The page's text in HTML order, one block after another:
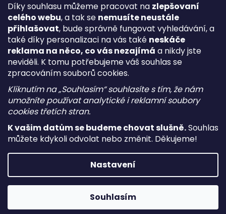
Díky souhlasu můžeme pracovat na zlepšovaní
celého webu, a tak se nemusíte neustále
přihlašovat, bude správně fungovat vyhledávání, a
také díky personalizaci na vás také neskáče
reklama na něco, co vás nezajímá a nikdy jste
neviděli. K tomu potřebujeme váš souhlas se
zpracováním souborů cookies.
Kliknutím na „Souhlasím“ souhlasíte s tím, že nám
umožníte používat analytické i reklamní soubory
cookies třetích stran.
K vašim datům se budeme chovat slušně.Souhlas
můžete kdykoli odvolat nebo změnit. Děkujeme!
Nastavení
Souhlasím
Vytvořil Shoptet
Copyright 2026i-vape. Všechna práva vyhrazena.Upravit
nastavení cookies